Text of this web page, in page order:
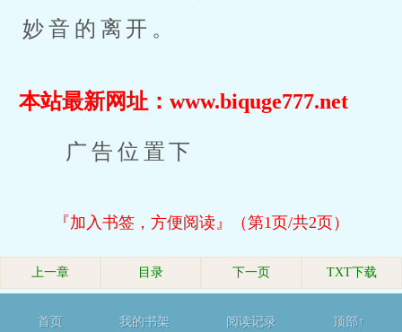
妙音的离开。
本站最新网址：www.biquge777.net
广告位置下
『加入书签，方便阅读』（第1页/共2页）
上一章 目录 下一页 TXT下载
首页 我的书架 阅读记录 顶部↑